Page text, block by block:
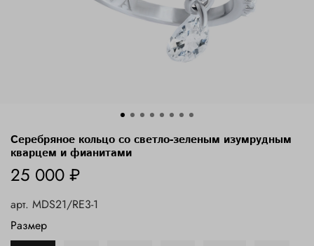
арт. MDS21/RE3-1
Серебряное кольцо со светло-зеленым изумрудным
кварцем и фианитами
25 000 ₽
Размер